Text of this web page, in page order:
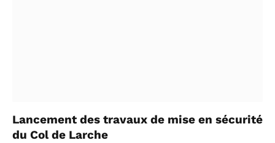
Lancement des travaux de mise en sécurité
du Col de Larche